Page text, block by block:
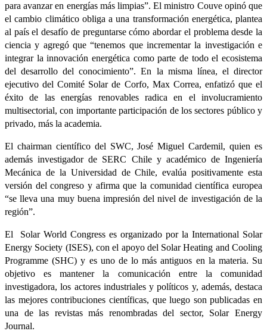
para avanzar en energías más limpias”. El ministro Couve opinó que
el cambio climático obliga a una transformación energética, plantea
al país el desafío de preguntarse cómo abordar el problema desde la
ciencia y agregó que “tenemos que incrementar la investigación e
integrar la innovación energética como parte de todo el ecosistema
del desarrollo del conocimiento”. En la misma línea, el director
ejecutivo del Comité Solar de Corfo, Max Correa, enfatizó que el
éxito de las energías renovables radica en el involucramiento
multisectorial, con importante participación de los sectores público y
privado, más la academia.
El chairman científico del SWC, José Miguel Cardemil, quien es
además investigador de SERC Chile y académico de Ingeniería
Mecánica de la Universidad de Chile, evalúa positivamente esta
versión del congreso y afirma que la comunidad científica europea
“se lleva una muy buena impresión del nivel de investigación de la
región”.
El Solar World Congress es organizado por la International Solar
Energy Society (ISES), con el apoyo del Solar Heating and Cooling
Programme (SHC) y es uno de lo más antiguos en la materia. Su
objetivo es mantener la comunicación entre la comunidad
investigadora, los actores industriales y políticos y, además, destaca
las mejores contribuciones científicas, que luego son publicadas en
una de las revistas más renombradas del sector, Solar Energy
Journal.